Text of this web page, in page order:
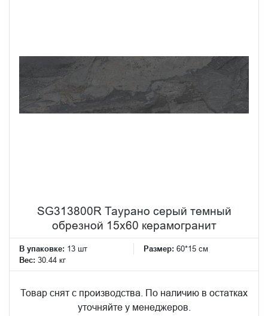
SG313800R Таурано серый темный
обрезной 15x60 керамогранит
В упаковке: 13 шт Размер: 60*15 см
Вес: 30.44 кг
Товар снят с производства. По наличию в остатках
уточняйте у менеджеров.